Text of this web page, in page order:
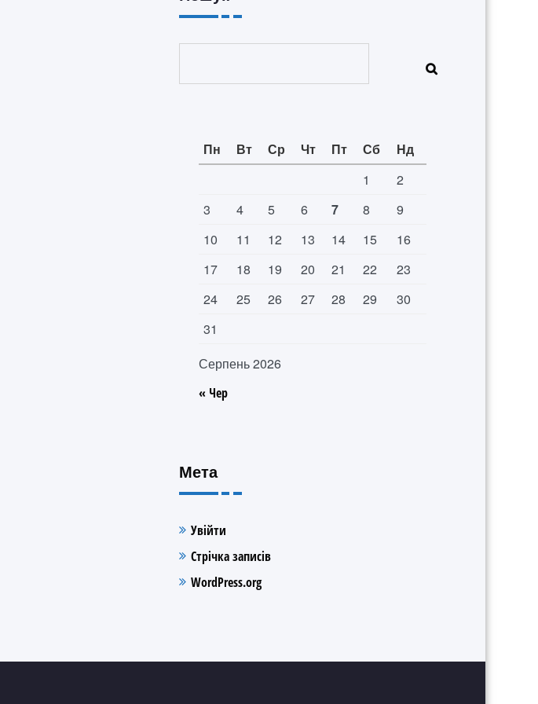
Серпень 2026
Пн Вт Ср Чт Пт Сб
Нд
1
2
3
4 5 6 7 8
9
10
11 12 13 14 15
16
17
18 19 20 21 22
23
24
25 26 27 28 29
30
31
« Чер
Мета
Увійти
Стрічка записів
WordPress.org